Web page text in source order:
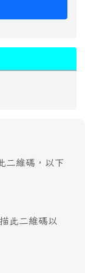
二維碼，以下
此二維碼以